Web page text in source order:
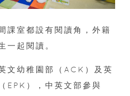
課室都設有閱讀角，外籍
一起閱讀。
文幼稚園部（ACK）及英
EPK），中英文部參與